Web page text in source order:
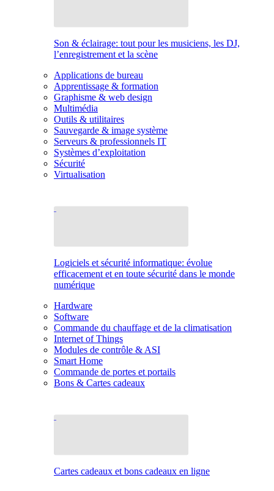
Son & éclairage: tout pour les musiciens, les DJ,
l’enregistrement et la scène
Applications de bureau
Apprentissage & formation
Graphisme & web design
Multimédia
Outils & utilitaires
Sauvegarde & image système
Serveurs & professionnels IT
Systèmes d’exploitation
Sécurité
Virtualisation
Logiciels et sécurité informatique: évolue
efficacement et en toute sécurité dans le monde
numérique
Hardware
Software
Commande du chauffage et de la climatisation
Internet of Things
Modules de contrôle & ASI
Smart Home
Commande de portes et portails
Bons & Cartes cadeaux
Cartes cadeaux et bons cadeaux en ligne